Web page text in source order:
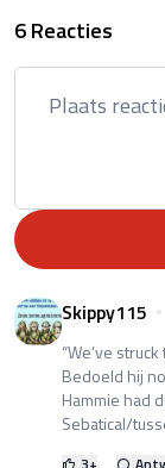
6 Reacties
Skippy115
“We’ve
Bedoeld hij
Hammie had
Sebatical/